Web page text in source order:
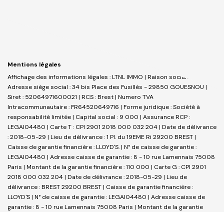
Mentions légales
Affichage des informations légales : LTNL IMMO | Raison sociale : LTNL |
Adresse siège social : 34 bis Place des Fusillés - 29850 GOUESNOU |
Siret : 52064971600021 | RCS : Brest | Numero TVA
Intracommunautaire : FR64520649716 | Forme juridique : Société à
responsabilité limitée | Capital social : 9 000 | Assurance RCP :
LEGAI04480 | Carte T : CPI 2901 2018 000 032 204 | Date de délivrance
: 2018-05-29 | Lieu de délivrance : 1 Pl. du 19EME Ri 29200 BREST |
Caisse de garantie financière : LLOYD'S. | N° de caisse de garantie :
LEGAI04480 | Adresse caisse de garantie : 8 - 10 rue Lamennais 75008
Paris | Montant de la garantie financière : 110 000 | Carte G : CPI 2901
2018 000 032 204 | Date de délivrance : 2018-05-29 | Lieu de
délivrance : BREST 29200 BREST | Caisse de garantie financière :
LLOYD'S | N° de caisse de garantie : LEGAI04480 | Adresse caisse de
garantie : 8 - 10 rue Lamennais 75008 Paris | Montant de la garantie